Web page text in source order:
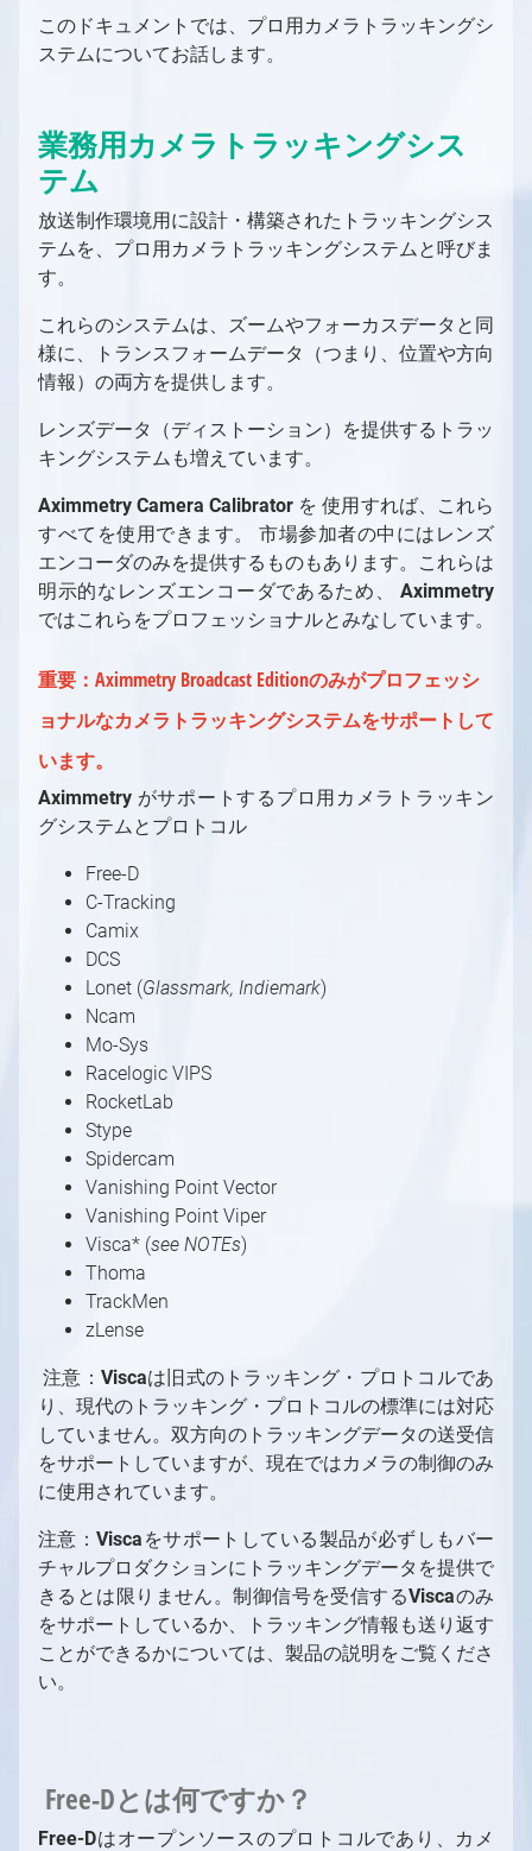
Aximmetry を使用するユーザー
Aximmetryのインストールする方法
プロジェクトルートフォルダー
パネルの概要
フローエディターの基本
トランスフォーメーションギズモとシーン設
定の編集
Aximmetry Eye とは何か、およびその使用
有線接続によるAximmetry Eyeの使い方
Aximmetry Gateway
Aximmetry Instant
Aximmetry Instant とは何ですか？
Aximmetry Instant Scene のインストール方
バーチャルプロダクション用の入力/出力の設定
の概要
ビデオ入力
HDR 入力と出力
NDI
NDI 入力/出力設定
SRT
Streaming
ストリーミング（YouTube、Facebook、
Twitchなど）
Skype、Zoomその他のVoIPソフトウェア
へのストリーミング
録画
カメラ追跡データの録画方法
ビデオ録画と画像キャプチャ
外部コントローラー
HTTP経由でのAximmetryの外部制御
GPIO入力/出力設定
AximmetryでのGPIOの使用
DMXをAximmetryで使用する
DMXによるピクセルマッピング
する
Loupedeckコンソール/Razer Stream
Controllerを使用してシーンを制御する
MIDIをAximmetryで使用する
Aximmetryでのシリアルポートの使用
AximmetryでのUDPとTCPの使用
Viscaを使用してAximmetryからPTZカメラ
Webサーバーを使用してWebブラウザから
Aximmetryをリモート制御する
ンの制御
X-Keysを使用したシーンの制御
MOS
AximmetryでMOSを設定する方法
ArionをAximmetryで使用するための設定
対応ファイル形式、エンコーダー、デコーダー
トラッキング
トラッキングの概要
正しく設定されたトラッキングシステムとは？
トラッキングシステムユニットの設定
トラッキングシステムユニットの設定
通信の設定
ファイアウォール設定
キャリブレーション
カメラキャリブレーター
基本ツール
キャリブレーションのテスト
特定のトラッキングシステムの設定
アンティレイテンシー設定
Indiemark/Glassmarkの使用
HTC Vive設定
HTC Vive Mars設定
Free-D システムの設定
Vanishing Point Viper の使用
高度な情報と機能
カメラとヘッドの変換
グラフィックとバーチャルアセットの取得
ネイティブエンジンでのコンテンツ作成
モデルの準備
3D モデルのエクスポート
PBR マテリアル
ライティング
シャドウ
平面反射
パーティクルシステム
最適化
ネイティブエンジンにおける後処理
ポスト処理効果
トーンマッピング手法
高度なグラフィックスタスク
AX Scene Editorでのコンテンツ作成
AX Scene Editor 導入ガイド
Unrealプロジェクトの準備
Aximmetry UEストックシーンの使用と編集
高度な情報と機能
AximmetryのUnrealにおける
VirtualScreen
LevelでSceneを切り替える
FABからアセットを取得する方法
AX Scene Editor用サードパーティ製コー
ドプラグインのインストール方法
AximmetryとUnreal Engineを組み合わせ
たRendering
バーチャルカメラワークフロー
チャルカメラ）
バーチャルカメラコンパウンド
キーイング設定（バーチャルカメラ）
バーチャルカメラコンパウンドでのビルボー
ド設定
バーチャルカメラコンパウンドのカメラコン
トロールパネル
バーチャルカメラの移動
カメラシーケンサー
トラッキングカメラワークフロー
スタジオ設定例（グリーンスクリーン、トラ
ッキングカメラ）
スタジオコントロールパネル
キーイング設定（トラッキングカメラ）
トラッキングカメラビルボード：配置
トラッキングカメラビルボード：影と光
トラッキングカメラビルボード：反射
トラッキングカメラビルボード：オクルージ
ョン
トラッキングカメラコンパウンドのカメラコ
ントロールボード
キーイング
クロマスタジオ背景
3Dクリーンプレートジェネレーターの使用
外部キーヤーとのAximmetryの使用
使用する方法
Vanilla Unreal EngineでのAximmetryを外部
キーヤーとして使用する方法
Unreal Scene Setup (Green Screen)
ヴィネット補正が役立つ場合
目次（LEDウォールプロダクション）
LEDウォール制作の概要
LEDの活用事例
LED 起動時の設定
Unreal シーン設定（LEDウォール）
入力コントロールボードの概要
トラッキング対応カメラインプット
複数のカメラを1つのシーン内に配置する
LEDウォールの設置
LEDウォール制御盤の概要
仮想および物理LEDウォールの設置
LEDウォールXコントロールパネル
スタジオ コントロール パネル
FRUSTUM（フラスタム）の調整
FILL調整
デジタル拡張機能の設定
ヴィネット補正
LUT測定
デジタル拡張調整
遅延
単一マシンのLED設置
簡易マルチマシンLED設定
マルチマシンLED設置
異なるプロダクションを別マシンで組み合わ
せる
ARプロダクション
ARプロダクションの概要
スタジオ設定例（AR）
ARカメラコンパウンド
Unrealシーン設定（AR）
AR マスク
マルチマシン環境
マルチマシン環境の概要
スタジオ設定例（マルチマシン）
大規模スタジオ環境でのマルチマシン
高度な情報と機能
レンダリングからコントロールマシンへの動
Aximmetry によるマルチユーザー編集
OpenAI Compounds
OpenAI Compounds
Aximmetry でのスクリプト作成
コマンドラインスイッチ
フォーマット文字列
Aximmetryコンテンツ保護
フローエディターの概要
フローエディター
モジュール
ピン
ピンデータタイプ
コンパウンド
特殊コンパウンド：ピンコレクター
データベース用のコレクション
オートメーション
プレイリスト
シーケンサーとシーケンスエディター
カメラコンパウンド内の伝送トンネル
Aximmetryの内部構造
Aximmetryの内部構造の概要
イン・トゥ・アウト遅延
チャートリアル
チュートリアルの概要
機能
同期とGenlock
Aximmetryにおけるレイテンシーと遅延（旧バ
ージョン）
コンテンツクリエイター向け
コンテンツクリエイター向けの概要
プロジェクトシステム、ファイルブラウザ、フ
ァイル操作
画像シーケンスを動画として使用
新しいシェーダーの作成
このドキュメントでは、プロ⽤カメラトラッキングシ
ステムについてお話します。
業務⽤カメラトラッキングシス
テム
放送制作環境⽤に設計・構築されたトラッキングシス
テムを、プロ⽤カメラトラッキングシステムと呼びま
す。
これらのシステムは、ズームやフォーカスデータと同
様に、トランスフォームデータ（つまり、位置や⽅向
情報）の両⽅を提供します。
レンズデータ（ディストーション）を提供するトラッ
キングシステムも増えています。
Aximmetry Camera Calibrator を 使⽤すれば、これら
すべてを使⽤できます。 市場参加者の中にはレンズ
エンコーダのみを提供するものもあります。これらは
明⽰的なレンズエンコーダであるため、 Aximmetry
ではこれらをプロフェッショナルとみなしています。
重要： Aximmetry Broadcast Editionのみがプロフェッシ
ョナルなカメラトラッキングシステムをサポートして
います。
Aximmetry がサポートするプロ⽤カメラトラッキン
グシステムとプロトコル
Free-D
C-Tracking
Camix
DCS
Lonet (Glassmark, Indiemark)
Ncam
Mo-Sys
Racelogic VIPS
RocketLab
Stype
Spidercam
Vanishing Point Vector
Vanishing Point Viper
Visca* (see NOTEs)
Thoma
TrackMen
zLense
注意： Viscaは旧式のトラッキング・プロトコルであ
り、現代のトラッキング・プロトコルの標準には対応
していません。双⽅向のトラッキングデータの送受信
をサポートしていますが、現在ではカメラの制御のみ
に使⽤されています。
注意：Visca をサポートしている製品が必ずしもバー
チャルプロダクションにトラッキングデータを提供で
きるとは限りません。制御信号を受信するViscaのみ
をサポートしているか、トラッキング情報も送り返す
ことができるかについては、製品の説明をご覧くださ
い。
Free-Dとは何ですか？
Free-Dはオープンソースのプロトコルであり、カメ